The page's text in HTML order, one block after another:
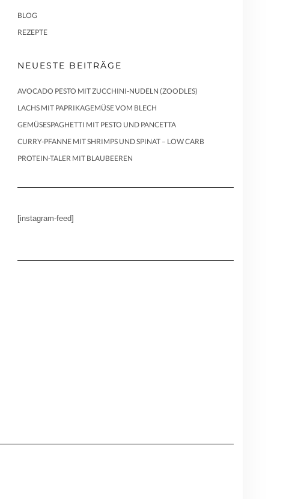
BLOG
REZEPTE
NEUESTE BEITRÄGE
AVOCADO PESTO MIT ZUCCHINI-NUDELN (ZOODLES)
LACHS MIT PAPRIKAGEMÜSE VOM BLECH
GEMÜSESPAGHETTI MIT PESTO UND PANCETTA
CURRY-PFANNE MIT SHRIMPS UND SPINAT – LOW CARB
PROTEIN-TALER MIT BLAUBEEREN
[instagram-feed]